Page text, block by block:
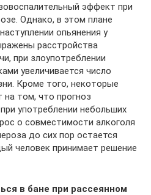
эффект при
Однако, в этом плане
опьянения у
расстройства
при злоупотреблении
увеличивается число
Кроме того, некоторые
на том, что прогноз
употреблении небольших
о совместимости алкоголя
до сих пор остается
человек принимает решение
в бане при рассеянном